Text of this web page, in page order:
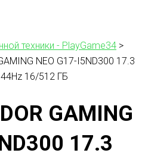
техники - PlayGame34 >
NEO G17-I5ND300 17.3
16/512 ГБ
GAMING
17.3